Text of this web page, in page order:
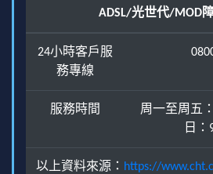
ADSL/光世代/MOD
24小時客戶服
務專線
服務時間
周一至周五
日：
以上資料來源： https://